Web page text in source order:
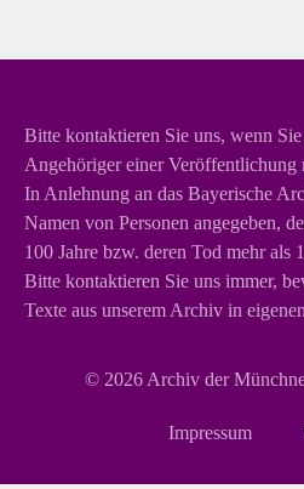
Bitte kontaktieren Sie uns, wenn
Angehöriger einer Veröffentlichung
In Anlehnung an das Bayerische
Namen von Personen angegeben,
100 Jahre bzw. deren Tod mehr als
Bitte kontaktieren Sie uns immer,
Texte aus unserem Archiv in
© 2026 Archiv der
Impressum